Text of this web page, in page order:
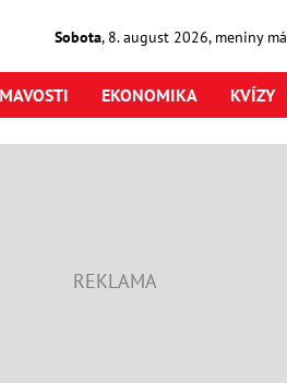
Sobota, 8. august2026, meniny má
EKONOMIKA KVÍZY